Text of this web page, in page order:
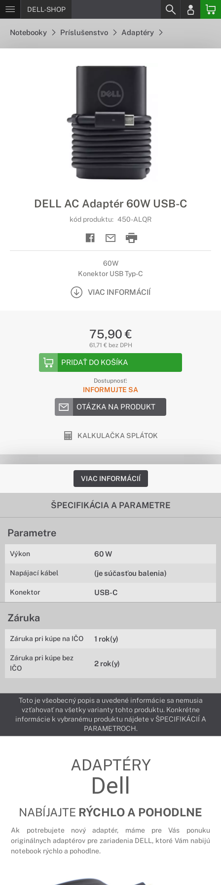
DELL-SHOP
Notebooky Príslušenstvo Adaptéry
DELL AC Adaptér 60W USB-C
kód produktu: 450-ALQR
60W
Konektor USB Typ-C
VIAC INFORMÁCIÍ
75,90 €
61,71 € bez DPH
PRIDAŤ DO KOŠÍKA
Dostupnosť:
INFORMUJTE SA
OTÁZKA NA PRODUKT
KALKULAČKA SPLÁTOK
VIAC INFORMÁCIÍ
ŠPECIFIKÁCIA A PARAMETRE
Parametre
Výkon 60 W
Napájací kábel (je súčasťou balenia)
Konektor USB-C
Záruka
Záruka pri kúpe na IČO 1 rok(y)
Záruka pri kúpe bez
IČO
2 rok(y)
Toto je všeobecný popis a uvedené informácie sa nemusia
vzťahovať na všetky varianty tohto produktu. Konkrétne
informácie k vybranému produktu nájdete v ŠPECIFIKÁCIÍ A
PARAMETROCH.
ADAPTÉRY
Dell
NABÍJAJTE RÝCHLO A POHODLNE
Ak potrebujete nový adaptér, máme pre Vás ponuku
originálnych adaptérov pre zariadenia DELL, ktoré Vám nabijú
notebook rýchlo a pohodlne.